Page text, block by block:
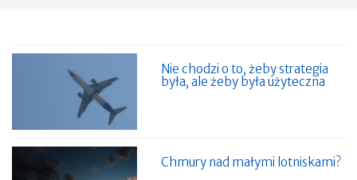
Nie chodzi o to, żeby strategia
była, ale żeby była użyteczna
Chmury nad małymi lotniskami?